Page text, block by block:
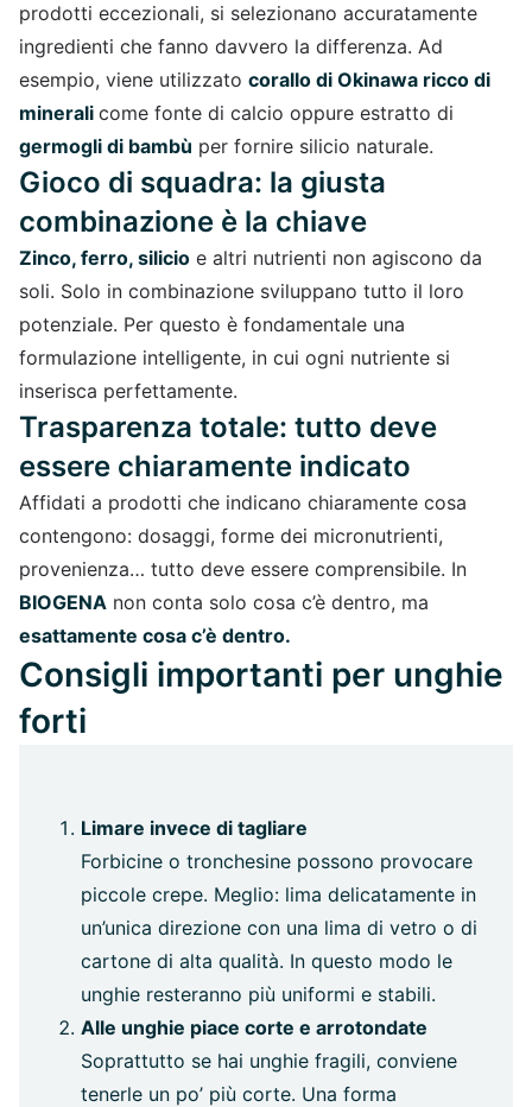
prodotti eccezionali, si selezionano accuratamente
ingredienti che fanno davvero la differenza. Ad
esempio, viene utilizzato corallo di Okinawa ricco di
minerali come fonte di calcio oppure estratto di
germogli di bambù per fornire silicio naturale.
Gioco di squadra: la giusta
combinazione è la chiave
Zinco, ferro, silicio e altri nutrienti non agiscono da
soli. Solo in combinazione sviluppano tutto il loro
potenziale. Per questo è fondamentale una
formulazione intelligente, in cui ogni nutriente si
inserisca perfettamente.
Trasparenza totale: tutto deve
essere chiaramente indicato
Affidati a prodotti che indicano chiaramente cosa
contengono: dosaggi, forme dei micronutrienti,
provenienza… tutto deve essere comprensibile. In
BIOGENA non conta solo cosa c’è dentro, ma
esattamente cosa c’è dentro.
Consigli importanti per unghie
forti
Limare invece di tagliare
Forbicine o tronchesine possono provocare
piccole crepe. Meglio: lima delicatamente in
un’unica direzione con una lima di vetro o di
cartone di alta qualità. In questo modo le
unghie resteranno più uniformi e stabili.
Alle unghie piace corte e arrotondate
Soprattutto se hai unghie fragili, conviene
tenerle un po’ più corte. Una forma